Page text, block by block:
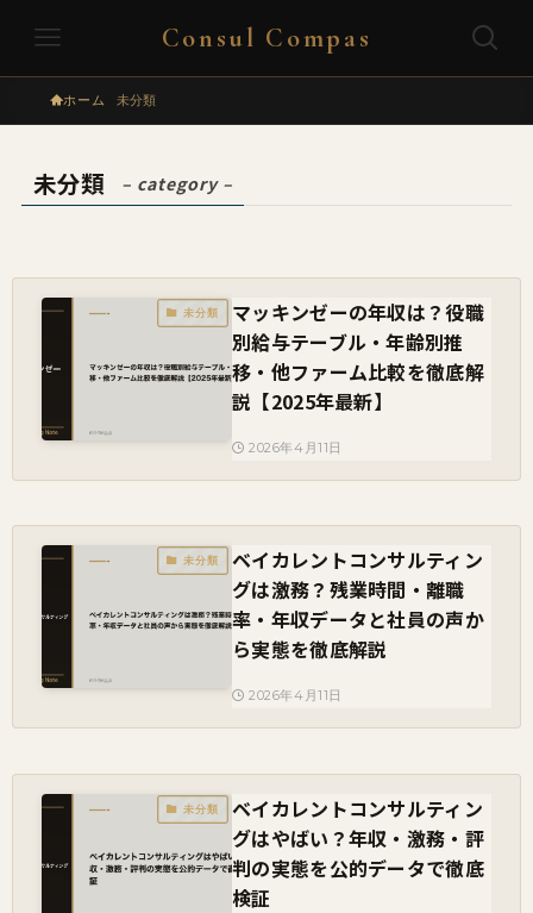
Consul Compas
ホーム 未分類
未分類 – category –
未分類
マッキンゼーの年収は？役職
別給与テーブル・年齢別推
移・他ファーム比較を徹底解
説【2025年最新】
2026年4月11日
未分類
ベイカレントコンサルティン
グは激務？残業時間・離職
率・年収データと社員の声か
ら実態を徹底解説
2026年4月11日
未分類
ベイカレントコンサルティン
グはやばい？年収・激務・評
判の実態を公的データで徹底
検証